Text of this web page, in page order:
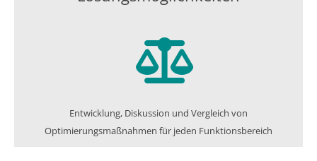
Entwicklung, Diskussion und Vergleich von
Optimierungsmaßnahmen für jeden Funktionsbereich